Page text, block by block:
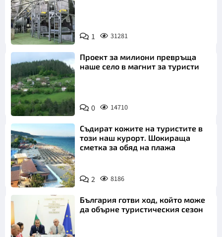
1 31281
Проект за милиони превръща
наше село в магнит за туристи
0 14710
Съдират кожите на туристите в
този наш курорт. Шокираща
сметка за обяд на плажа
2 8186
България готви ход, който може
да обърне туристическия сезон